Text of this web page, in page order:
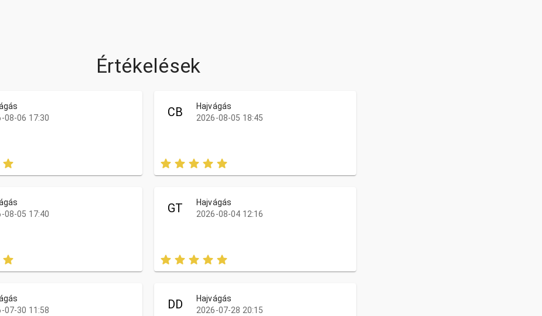
Értékelések
08-06 17:30
CB
Hajvágás
2026-08-05 18:45
08-05 17:40
GT
Hajvágás
2026-08-04 12:16
07-30 11:58
DD
Hajvágás
2026-07-28 20:15